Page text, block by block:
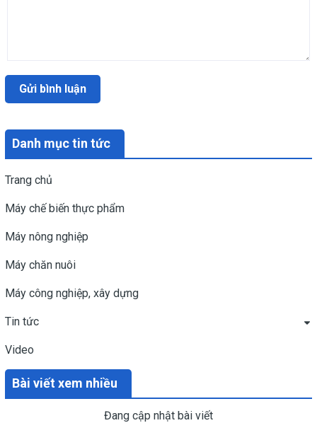
Danh mục tin tức
Trang chủ
Máy chế biến thực phẩm
Máy nông nghiệp
Máy chăn nuôi
Máy công nghiệp, xây dựng
Tin tức
Video
Bài viết xem nhiều
Đang cập nhật bài viết
Gửi bình luận